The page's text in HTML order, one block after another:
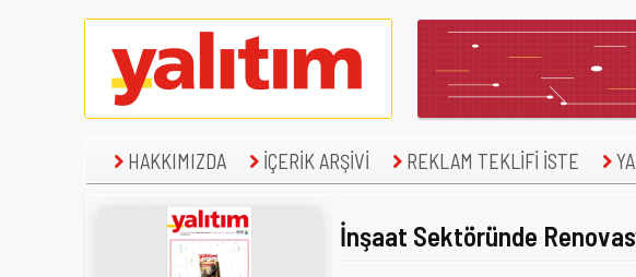
HAKKIMIZDA İÇERİK ARŞİVİ REKLAM TEKLİFİ İSTE
İnşaat Sektöründe